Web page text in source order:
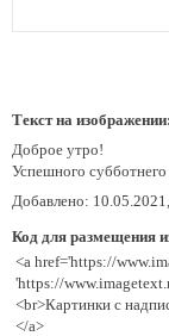
Текст на изображении:
Доброе утро!
Успешного
Добавлено:
Код для размещения
<a href='https://
'https://
<br>Картинки с
</a>